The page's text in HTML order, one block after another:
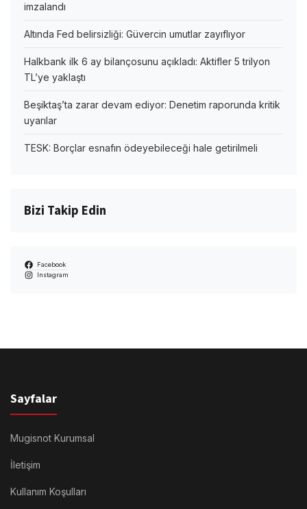
imzalandı
Altında Fed belirsizliği: Güvercin umutlar zayıflıyor
Halkbank ilk 6 ay bilançosunu açıkladı: Aktifler 5 trilyon
TL’ye yaklaştı
Beşiktaş’ta zarar devam ediyor: Denetim raporunda kritik
uyarılar
TESK: Borçlar esnafın ödeyebileceği hale getirilmeli
Bizi Takip Edin
Facebook
Instagram
Sayfalar
Mugisnot Kurumsal
İletişim
Kullanım Koşulları